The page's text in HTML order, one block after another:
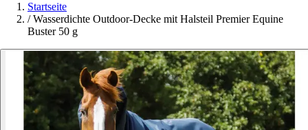
Startseite
/ Wasserdichte Outdoor-Decke mit Halsteil Premier Equine
Buster 50 g